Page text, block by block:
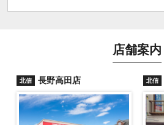
店舗案内
北信 長野高田店 北信